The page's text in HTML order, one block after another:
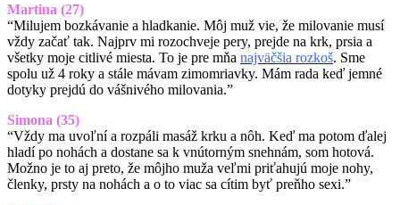
Martina (27)
“Milujem bozkávanie a hladkanie. Môj muž vie, že milovanie musí
vždy začať tak. Najprv mi rozochveje pery, prejde na krk, prsia a
všetky moje citlivé miesta. To je pre mňa najväčšia rozkoš. Sme
spolu už 4 roky a stále mávam zimomriavky. Mám rada keď jemné
dotyky prejdú do vášnivého milovania.”
Simona (35)
“Vždy ma uvoľní a rozpáli masáž krku a nôh. Keď ma potom ďalej
hladí po nohách a dostane sa k vnútorným snehnám, som hotová.
Možno je to aj preto, že môjho muža veľmi priťahujú moje nohy,
členky, prsty na nohách a o to viac sa cítim byť preňho sexi.”